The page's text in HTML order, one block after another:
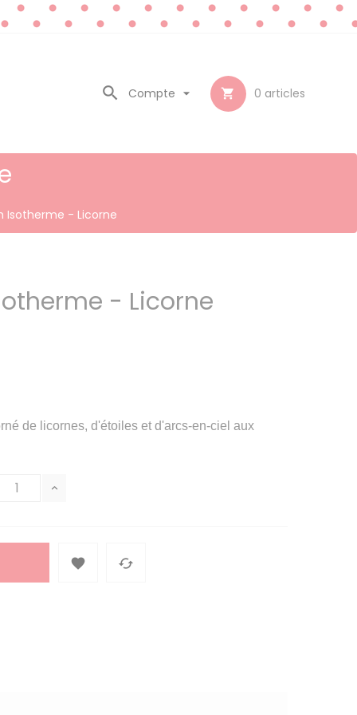
 0 articles
Compte 

Isotherme - Licorne
- Licorne
de licornes, d'étoiles et d'arcs-en-ciel aux
 